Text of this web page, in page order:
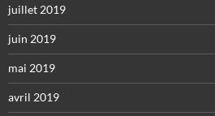
juillet 2019
juin 2019
mai 2019
avril 2019